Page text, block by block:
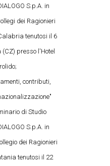
S.p.A. in
dei Ragionieri
tenutosi il 6
presso l'Hotel
contributi,
di Studio
S.p.A. in
dei Ragionieri
tenutosi il 22